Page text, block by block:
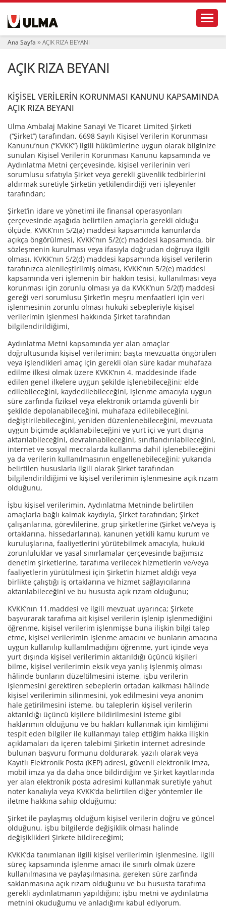
i
Ana Sayfa AÇIK RIZA BEYANI
AÇIK RIZA BEYANI
KİŞİSEL VERİLERİN KORUNMASI KANUNU KAPSAMINDA
AÇIK RIZA BEYANI
Ulma Ambalaj Makine Sanayi Ve Ticaret Limited Şirketi
(‘‘Şirket’’) tarafından, 6698 Sayılı Kişisel Verilerin Korunması
Kanunu’nun (“KVKK”) ilgili hükümlerine uygun olarak bilginize
sunulan Kişisel Verilerin Korunması Kanunu kapsamında ve
Aydınlatma Metni çerçevesinde, kişisel verilerinin veri
sorumlusu sıfatıyla Şirket veya gerekli güvenlik tedbirlerini
aldırmak suretiyle Şirketin yetkilendirdiği veri işleyenler
tarafından;
Şirket’in idare ve yönetimi ile finansal operasyonları
çerçevesinde aşağıda belirtilen amaçlarla gerekli olduğu
ölçüde, KVKK’nın 5/2(a) maddesi kapsamında kanunlarda
açıkça öngörülmesi, KVKK’nın 5/2(c) maddesi kapsamında, bir
sözleşmenin kurulması veya ifasıyla doğrudan doğruya ilgili
olması, KVKK’nın 5/2(d) maddesi kapsamında kişisel verilerin
tarafınızca alenileştirilmiş olması, KVKK’nın 5/2(e) maddesi
kapsamında veri işlemenin bir hakkın tesisi, kullanılması veya
korunması için zorunlu olması ya da KVKK’nun 5/2(f) maddesi
gereği veri sorumlusu Şirket’in meşru menfaatleri için veri
işlenmesinin zorunlu olması hukuki sebepleriyle kişisel
verilerimin işlenmesi hakkında Şirket tarafından
bilgilendirildiğimi,
Aydınlatma Metni kapsamında yer alan amaçlar
doğrultusunda kişisel verilerimin; başta mevzuatta öngörülen
veya işlendikleri amaç için gerekli olan süre kadar muhafaza
edilme ilkesi olmak üzere KVKK’nın 4. maddesinde ifade
edilen genel ilkelere uygun şekilde işlenebileceğini; elde
edilebileceğini, kaydedilebileceğini, işlenme amacıyla uygun
süre zarfında fiziksel veya elektronik ortamda güvenli bir
şekilde depolanabileceğini, muhafaza edilebileceğini,
değiştirilebileceğini, yeniden düzenlenebileceğini, mevzuata
uygun biçimde açıklanabileceğini ve yurt içi ve yurt dışına
aktarılabileceğini, devralınabileceğini, sınıflandırılabileceğini,
internet ve sosyal mecralarda kullanma dahil işlenebileceğini
ya da verilerin kullanılmasının engellenebileceğini; yukarıda
belirtilen hususlarla ilgili olarak Şirket tarafından
bilgilendirildiğimi ve kişisel verilerimin işlenmesine açık rızam
olduğunu,
İşbu kişisel verilerimin, Aydınlatma Metninde belirtilen
amaçlarla bağlı kalmak kaydıyla, Şirket tarafından; Şirket
çalışanlarına, görevlilerine, grup şirketlerine (Şirket ve/veya iş
ortaklarına, hissedarlarına), kanunen yetkili kamu kurum ve
kuruluşlarına, faaliyetlerini yürütebilmek amacıyla, hukuki
zorunluluklar ve yasal sınırlamalar çerçevesinde bağımsız
denetim şirketlerine, tarafıma verilecek hizmetlerin ve/veya
faaliyetlerin yürütülmesi için Şirket’in hizmet aldığı veya
birlikte çalıştığı iş ortaklarına ve hizmet sağlayıcılarına
aktarılabileceğini ve bu hususta açık rızam olduğunu;
KVKK’nın 11.maddesi ve ilgili mevzuat uyarınca; Şirkete
başvurarak tarafıma ait kişisel verilerin işlenip işlenmediğini
öğrenme, kişisel verilerim işlenmişse buna ilişkin bilgi talep
etme, kişisel verilerimin işlenme amacını ve bunların amacına
uygun kullanılıp kullanılmadığını öğrenme, yurt içinde veya
yurt dışında kişisel verilerimin aktarıldığı üçüncü kişileri
bilme, kişisel verilerimin eksik veya yanlış işlenmiş olması
hâlinde bunların düzeltilmesini isteme, işbu verilerin
işlenmesini gerektiren sebeplerin ortadan kalkması hâlinde
kişisel verilerimin silinmesini, yok edilmesini veya anonim
hale getirilmesini isteme, bu taleplerin kişisel verilerin
aktarıldığı üçüncü kişilere bildirilmesini isteme gibi
haklarımın olduğunu ve bu hakları kullanmak için kimliğimi
tespit eden bilgiler ile kullanmayı talep ettiğim hakka ilişkin
açıklamaları da içeren talebimi Şirketin internet adresinde
bulunan başvuru formunu doldurarak, yazılı olarak veya
Kayıtlı Elektronik Posta (KEP) adresi, güvenli elektronik imza,
mobil imza ya da daha önce bildirdiğim ve Şirket kayıtlarında
yer alan elektronik posta adresimi kullanmak suretiyle yahut
noter kanalıyla veya KVKK’da belirtilen diğer yöntemler ile
iletme hakkına sahip olduğumu;
Şirket ile paylaşmış olduğum kişisel verilerin doğru ve güncel
olduğunu, işbu bilgilerde değişiklik olması halinde
değişiklikleri Şirkete bildireceğimi;
KVKK’da tanımlanan ilgili kişisel verilerimin işlenmesine, ilgili
süreç kapsamında işlenme amacı ile sınırlı olmak üzere
kullanılmasına ve paylaşılmasına, gereken süre zarfında
saklanmasına açık rızam olduğunu ve bu hususta tarafıma
gerekli aydınlatmanın yapıldığını; işbu metni ve aydınlatma
metnini okuduğumu ve anladığımı kabul ediyorum.